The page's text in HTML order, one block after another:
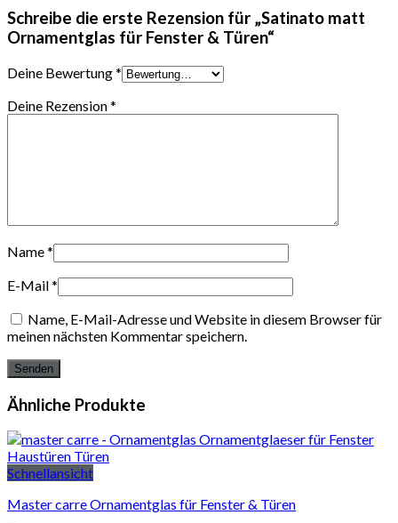
Schreibe die erste Rezension für „Satinato matt
Ornamentglas für Fenster & Türen“
Deine Bewertung*
Deine Rezension*
Name*
E-Mail*
Name, E-Mail-Adresse und Website in diesem Browser für
meinen nächsten Kommentar speichern.
Ähnliche Produkte
Schnellansicht
Master carre Ornamentglas für Fenster & Türen